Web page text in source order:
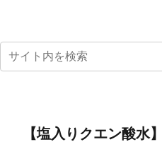
【塩入りクエン酸水